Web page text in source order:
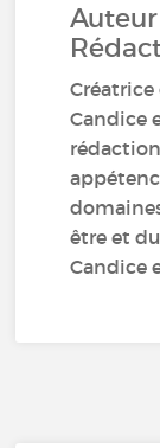
Candice
être et
Candice